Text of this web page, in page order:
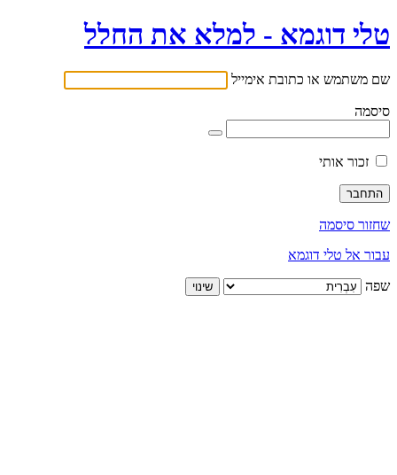
טלי דוגמא - למלא את החלל
שם משתמש או כתובת אימייל
סיסמה
זכור אותי
שחזור סיסמה
עבור אל טלי דוגמא
שפה